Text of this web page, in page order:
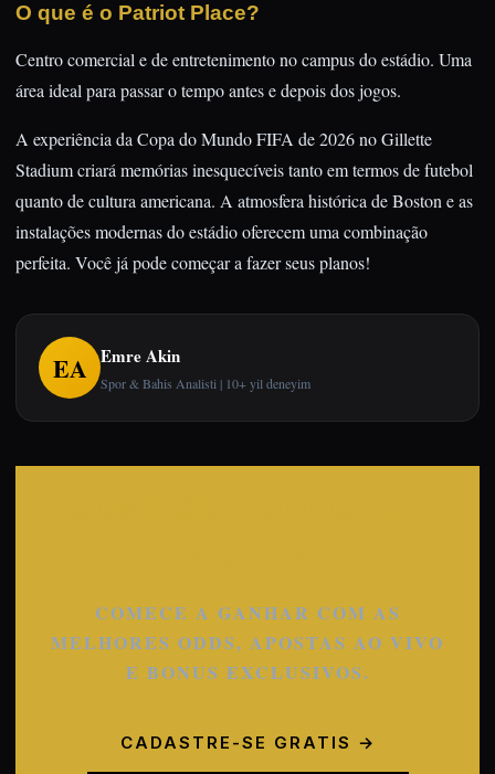
O que é o Patriot Place?
Centro comercial e de entretenimento no campus do estádio. Uma
área ideal para passar o tempo antes e depois dos jogos.
A experiência da Copa do Mundo FIFA de 2026 no Gillette
Stadium criará memórias inesquecíveis tanto em termos de futebol
quanto de cultura americana. A atmosfera histórica de Boston e as
instalações modernas do estádio oferecem uma combinação
perfeita. Você já pode começar a fazer seus planos!
EA Emre Akin
Spor & Bahis Analisti | 10+ yil deneyim
COMECE A GANHAR COM AS
MELHORES ODDS, APOSTAS AO VIVO
E BONUS EXCLUSIVOS.
CADASTRE-SE GRATIS →